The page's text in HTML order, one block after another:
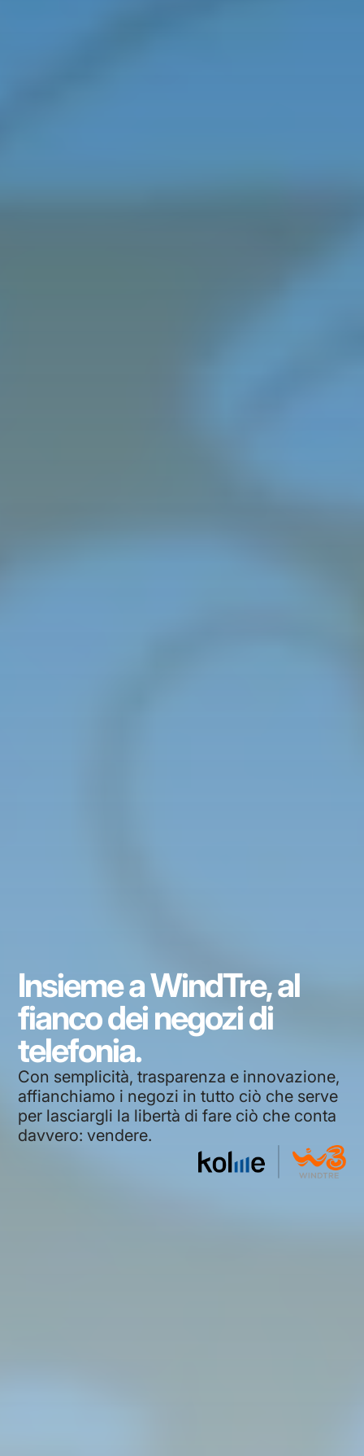
Insieme a WindTre, al
fianco dei negozi di
telefonia.
Con semplicità, trasparenza e innovazione,
affianchiamo i negozi in tutto ciò che serve
per lasciargli la libertà di fare ciò che conta
davvero: vendere.